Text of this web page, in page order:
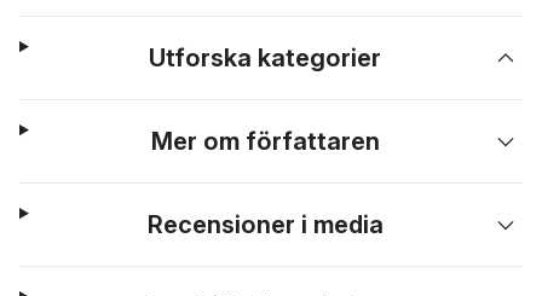
Utforska kategorier
Mer om författaren
Recensioner i media